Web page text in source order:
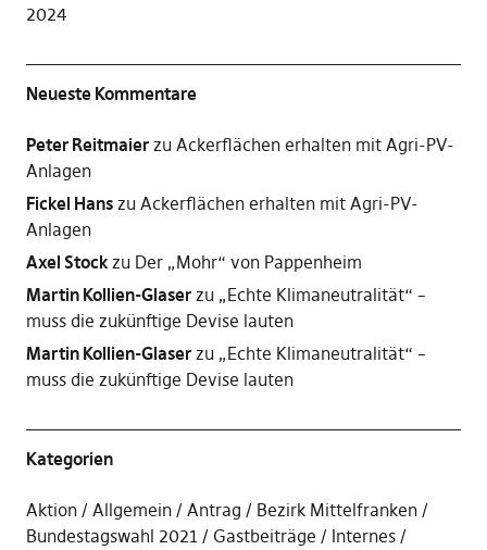
2024
Neueste Kommentare
Peter Reitmaierzu Ackerflächen erhalten mit Agri-PV-
Anlagen
Fickel Hanszu Ackerflächen erhalten mit Agri-PV-
Anlagen
Axel Stockzu Der „Mohr“ von Pappenheim
Martin Kollien-Glaserzu „Echte Klimaneutralität“ –
muss die zukünftige Devise lauten
Martin Kollien-Glaserzu „Echte Klimaneutralität“ –
muss die zukünftige Devise lauten
Kategorien
Aktion Allgemein Antrag
Bezirk Mittelfranken
Bundestagswahl 2021
Gastbeiträge
Internes